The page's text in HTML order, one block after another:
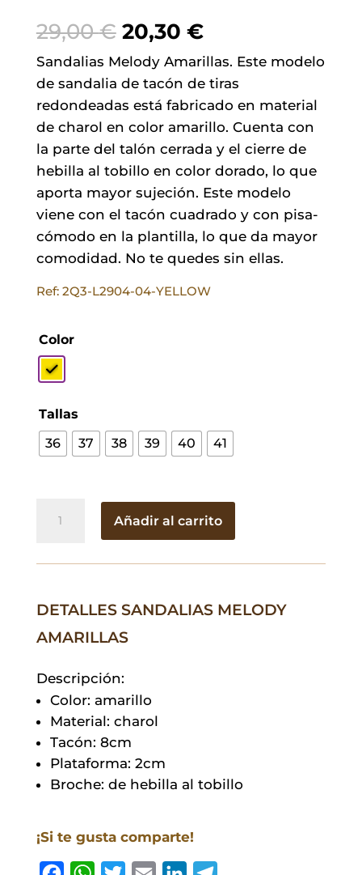
29,00€ El
precio
original
era:
29,00 €.
20,30 €El
precio
actual
es:
20,30 €.
Sandalias Melody Amarillas. Este modelo
de sandalia de tacón de tiras
redondeadas está fabricado en material
de charol en color amarillo. Cuenta con
la parte del talón cerrada y el cierre de
hebilla al tobillo en color dorado, lo que
aporta mayor sujeción. Este modelo
viene con el tacón cuadrado y con pisa-
cómodo en la plantilla, lo que da mayor
comodidad. No te quedes sin ellas.
Ref: 2Q3-L2904-04-YELLOW
Color
Tallas
36
37 38 39 40 41
Añadir al carrito
DETALLES SANDALIAS MELODY
AMARILLAS
Descripción:
Color: amarillo
Material: charol
Tacón: 8cm
Plataforma: 2cm
Broche: de hebilla al tobillo
¡Si te gusta comparte!